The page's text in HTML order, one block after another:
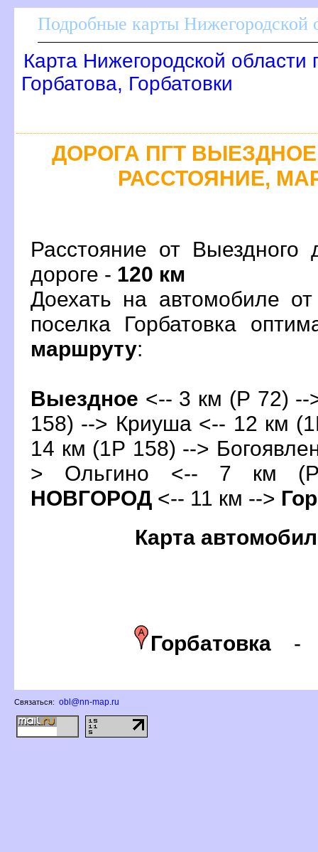
Подробные карты Нижегородской
Карта Нижегородской области
Горбатова, Горбатовки
ДОРОГА ПГТ ВЫЕЗДНОЕ
РАССТОЯНИЕ,
Расстояние от Выездного
дороге - 120 км
Доехать на автомобиле
поселка Горбатовка
маршруту:
ыездное <-- 3 км (Р 72)
158) --> Криуша <-- 12 км
14 км (1Р 158) -->
> Ольгино <-- 7 км
НОВГОРОД <-- 11 км -->
Карта
Горбатовка
Связаться: obl@nn-map.ru